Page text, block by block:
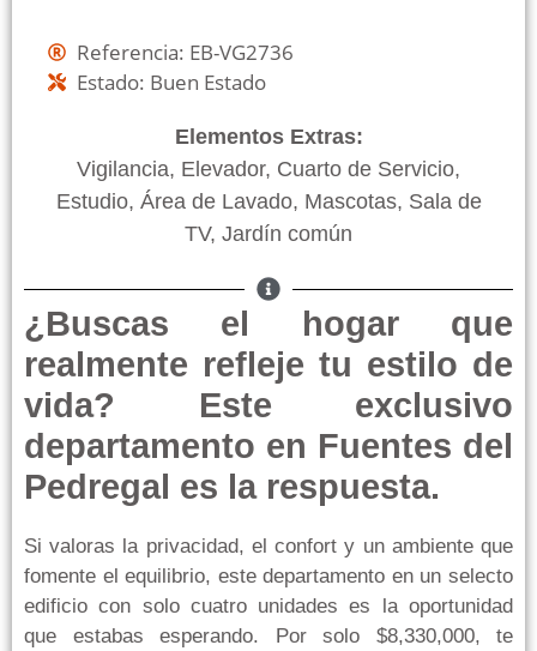
Referencia: EB-VG2736
Estado: Buen Estado
Elementos Extras:
Vigilancia, Elevador, Cuarto de Servicio,
Estudio, Área de Lavado, Mascotas, Sala de
TV, Jardín común
¿Buscas el hogar que
realmente refleje tu estilo de
vida? Este exclusivo
departamento en Fuentes del
Pedregal es la respuesta.
Si valoras la privacidad, el confort y un ambiente que
fomente el equilibrio, este departamento en un selecto
edificio con solo cuatro unidades es la oportunidad
que estabas esperando. Por solo $8,330,000, te